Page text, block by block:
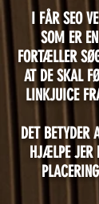
I FÅR SEO
SOM ER
FORTÆLLER
AT DE SKAL
LINKJUICE
DET BETYDER
HJÆLPE JER